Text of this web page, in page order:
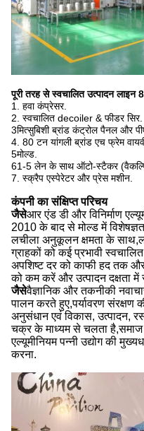
पूरी तरह से स्वचालित उत्पादन लाइन
1. हवा कंप्रेसर.
2. स्वचालित decoiler & फीडर सिर.
3मित्सुबिशी ब्रांड कंट्रोल पैनल और
4. 80 टन यांगली ब्रांड एच फ्रेम
5मोल्ड.
61-5 लेन के साथ ऑटो-स्टैकर
7. स्क्रैप एस्पेरेटर और प्रेस मशीन.
कंपनी का संक्षिप्त परिचय
जैसेआर एंड डी और विनिर्माण
2010 के बाद से मोल्ड में
लचीला अनुकूलन क्षमता के
ग्राहकों को कई प्रभावी
अपशिष्ट दर को काफी हद तक
को कम करें और उत्पादन दक्षता में
जैसेवैज्ञानिक और तकनीकी
पालन करते हुए,पर्यावरण संरक्षण
अनुसंधान एवं विकास, उत्पादन,
चक्र के माध्यम से चलता है,समाज
एल्यूमीनियम पन्नी उद्योग की
करना.